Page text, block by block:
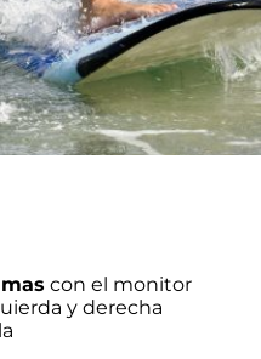
con el monitor
y derecha